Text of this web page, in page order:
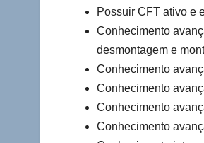
Possuir CFT ativo e
Conhecimento
desmontagem e
Conhecimento
Conhecimento
Conhecimento
Conhecimento